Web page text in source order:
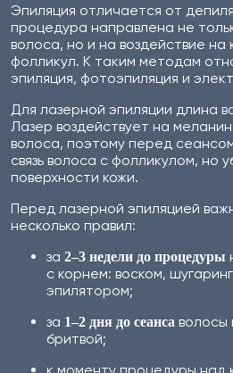
Эпиляция отличается от
процедура направлена не
волоса, но и на воздействие на
фолликул. К таким методам
эпиляция, фотоэпиляция и
Для лазерной эпиляции длина
Лазер воздействует на
волоса, поэтому перед
связь волоса с фолликулом, но
поверхности кожи.
Перед лазерной эпиляцией
несколько правил:
за 2–3 недели до процедуры
с корнем: воском,
эпилятором;
за 1–2 дня до сеанса волосы
бритвой;
к моменту процедуры над